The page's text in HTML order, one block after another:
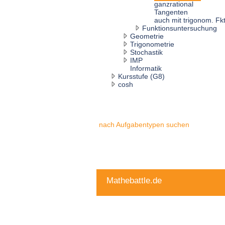
ganzrational
Tangenten
auch mit trigonom.
Funktionsuntersuchung
Geometrie
Trigonometrie
Stochastik
IMP
Informatik
Kursstufe (G8)
cosh
nach Aufgabentypen suchen
Mathebattle.de